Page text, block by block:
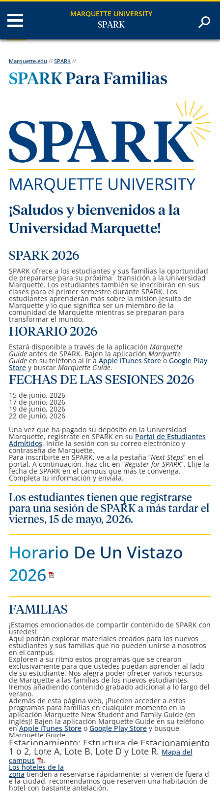
MARQUETTE UNIVERSITY
SPARK
Marquette.edu // SPARK//
SPARK Para Familias
¡Saludos y bienvenidos a la
Universidad Ma​rqu​ette!
SPARK 2026
SPARK ofrece a los estudiantes y sus familias la oportunidad
de prepararse para su próxima transición a la Universidad
Marquette. Los estudiantes también se inscribirán en sus
clases para el primer semestre durante SPARK. Los
estudiantes aprenderán más sobre la misión jesuita de
Marquette y lo que significa ser un miembro de la
comunidad de Marquette mientras se preparan para
transformar el mundo.
HORARIO 2026
Estará disponible a través de la aplicación Marquette
Guideantes de SPARK. Bajen la aplicación Marquette
Guideen su teléfono al ir a Apple iTunes Storeo Google Play
Storey buscar Marquette Guide.
FECHAS DE LAS SESIONES 2026
15 de junio, 2026
17 de junio, 2026
19 de junio, 2026
22 de junio, 2026
Una vez que ha pagado su depósito en la Universidad
Marquette, regístrate en SPARK en su Portal de Estudiantes
Admitidos. Inicie la sesión con su correo electrónico y
contraseña de Marquette.
Para inscribirte en SPARK, ve a la pestaña “Next Steps” en el
portal. A continuación, haz clic en “Register for SPARK”. Elije la
fecha de SPARK en el campus que más te convenga.
Completa tu información y envíala.
Los estudiantes tienen que registrarse
para una sesión de SPARK a más tardar el
viernes, 15 de mayo, 2026.
Horario De Un Vistazo
2026
FAMILIAS
¡Estamos emocionados de compartir contenido de SPARK con
ustedes!
Aquí podrán explorar materiales creados para los nuevos
estudiantes y sus familias que no pueden unirse a nosotros
en el campus.
Exploren a su ritmo estos programas que se crearon
exclusivamente para que ustedes puedan aprender al lado
de su estudiante. Nos alegra poder ofrecer varios recursos
de Marquette a las familias de los nuevos estudiantes.
Iremos añadiendo contenido grabado adicional a lo largo del
verano.
Además de esta página web, ¡Pueden acceder a estos
programas para familias en cualquier momento en la
aplicación Marquette New Student and Family Guide (en
inglés)! Bajen la aplicación Marquette Guide en su teléfono
enApple iTunes Storeo Google Play Storey busque
Marquette Guide.
Estacionamiento: Estructura de Estacionamiento
1 o 2, Lote A, Lote B, Lote D y Lote R. Mapa del
campus
.
Los hoteles de la
zonatienden a reservarse rápidamente; si vienen de fuera d
e la ciudad, recomendamos que reserven una habitación de
hotel con bastante antelación.